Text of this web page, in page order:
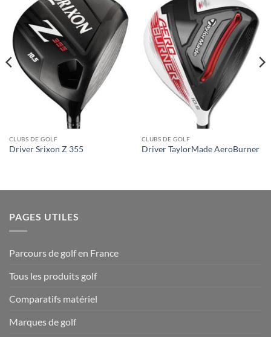
CLUBS DE GOLF
Driver Srixon Z 355
CLUBS DE GOLF
Driver TaylorMade AeroBurner
PAGES UTILES
Parcours de golf en France
Tous les produits golf
Comparatifs matériel
Marques de golf